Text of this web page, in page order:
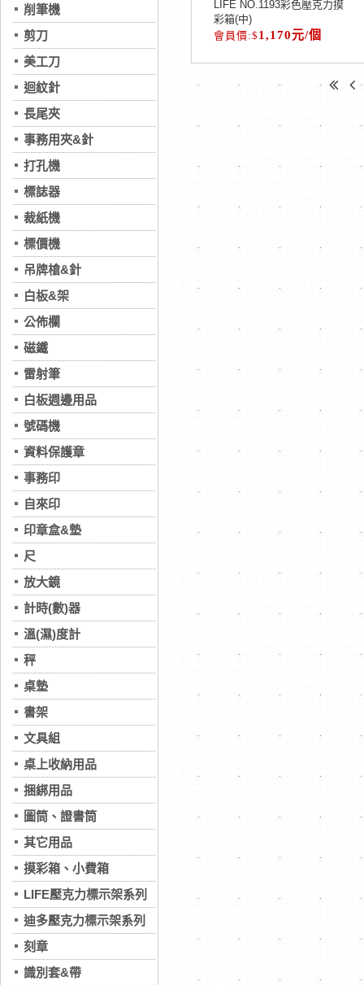
削筆機
剪刀
美工刀
迴紋針
長尾夾
事務用夾&針
打孔機
標誌器
裁紙機
標價機
吊牌槍&針
白板&架
公佈欄
磁鐵
雷射筆
白板週邊用品
號碼機
資料保護章
事務印
自來印
印章盒&墊
尺
放大鏡
計時(數)器
溫(濕)度計
秤
桌墊
書架
文具組
桌上收納用品
捆綁用品
圖筒、證書筒
其它用品
摸彩箱、小費箱
LIFE壓克力標示架系列
迪多壓克力標示架系列
刻章
識別套&帶
LIFE NO.1193彩色壓克力摸
彩箱(中)
1,170元/個